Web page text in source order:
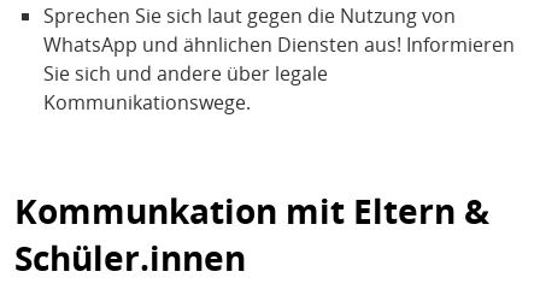
Sprechen Sie sich laut gegen die Nutzung von
WhatsApp und ähnlichen Diensten aus! Informieren
Sie sich und andere über legale
Kommunikationswege.
Kommunkation mit Eltern &
Schüler.innen